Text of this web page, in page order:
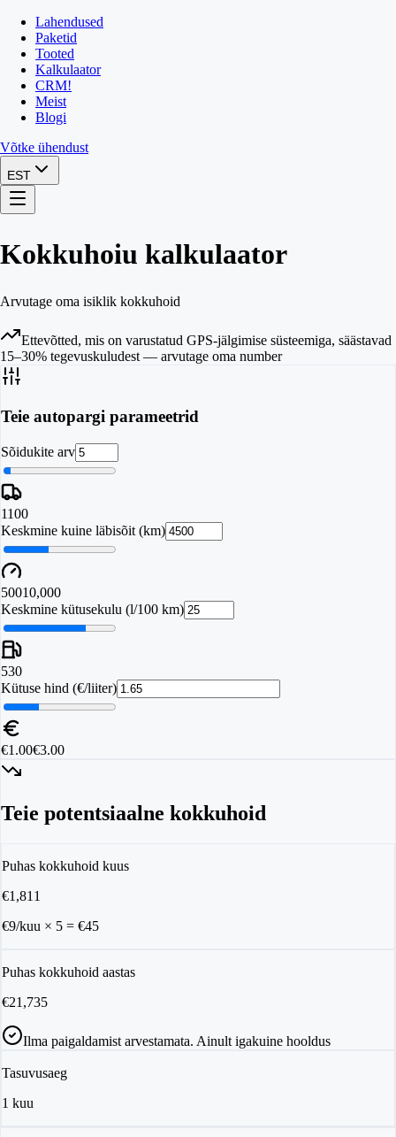
Lahendused
Paketid
Tooted
Kalkulaator
CRM!
Meist
Blogi
Võtke ühendust
EST
Kokkuhoiu kalkulaator
Arvutage oma isiklik kokkuhoid
Ettevõtted, mis on varustatud GPS-jälgimise süsteemiga, säästavad
15–30% tegevuskuludest — arvutage oma number
Teie autopargi parameetrid
Sõidukite arv
1100
Keskmine kuine läbisõit (km)
50010,000
Keskmine kütusekulu (l/100 km)
530
Kütuse hind (€/liiter)
€1.00€3.00
Teie potentsiaalne kokkuhoid
Puhas kokkuhoid kuus
€1,811
€9/kuu × 5 = €45
Puhas kokkuhoid aastas
€21,735
Ilma paigaldamist arvestamata. Ainult igakuine hooldus
Tasuvusaeg
1 kuu